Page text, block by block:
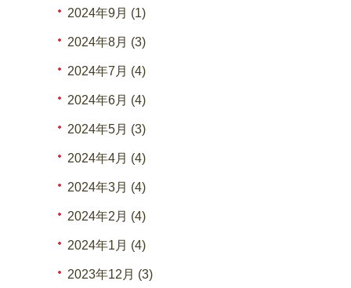
2024年9月 (1)
2024年8月 (3)
2024年7月 (4)
2024年6月 (4)
2024年5月 (3)
2024年4月 (4)
2024年3月 (4)
2024年2月 (4)
2024年1月 (4)
2023年12月 (3)